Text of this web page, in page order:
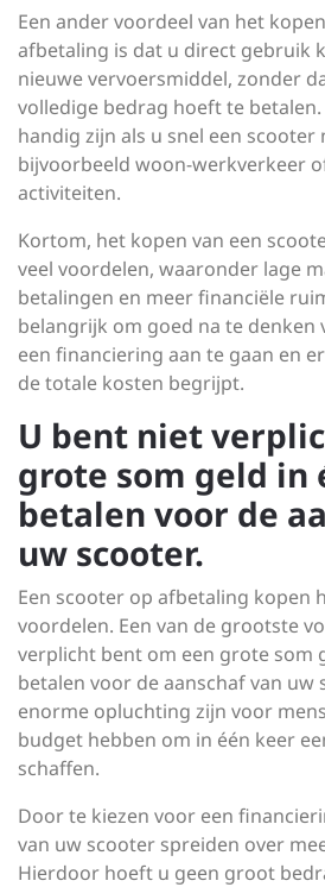
Een ander voordeel van het
afbetaling is dat u direct gebruik
nieuwe vervoersmiddel, zonder
volledige bedrag hoeft te
handig zijn als u snel een
bijvoorbeeld woon-werkverkeer
activiteiten.
Kortom, het kopen van een
veel voordelen, waaronder lage
betalingen en meer financiële
belangrijk om goed na te
een financiering aan te gaan en
de totale kosten begrijpt.
U bent niet
grote som geld in
betalen voor de
uw scooter.
Een scooter op afbetaling kopen
voordelen. Een van de grootste
verplicht bent om een grote som
betalen voor de aanschaf van uw
enorme opluchting zijn voor
budget hebben om in één keer
schaffen.
Door te kiezen voor een
van uw scooter spreiden over
Hierdoor hoeft u geen groot